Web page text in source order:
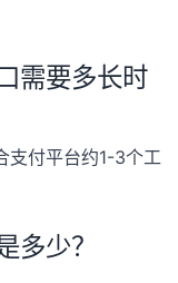
需要多长时
支付平台约1-3个工
多少？